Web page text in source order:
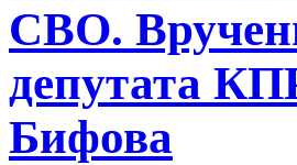
СВО.
депутата
Бифова